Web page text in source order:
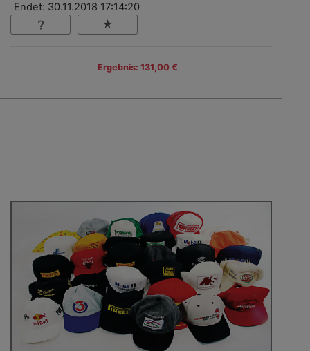
Endet: 30.11.2018 17:14:20
Ergebnis: 131,00 €